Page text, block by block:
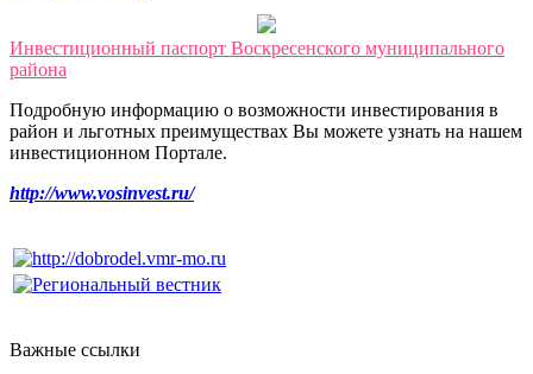
Инвестиционный паспорт Воскресенского муниципального
района
Подробную информацию о возможности инвестирования в
район и льготных преимуществах Вы можете узнать на нашем
инвестиционном Портале.
http://www.vosinvest.ru/
Важные ссылки